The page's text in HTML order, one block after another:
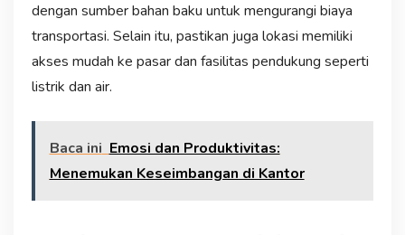
dengan sumber bahan baku untuk mengurangi biaya
transportasi. Selain itu, pastikan juga lokasi memiliki
akses mudah ke pasar dan fasilitas pendukung seperti
listrik dan air.
Baca ini Emosi dan Produktivitas:
Menemukan Keseimbangan di Kantor